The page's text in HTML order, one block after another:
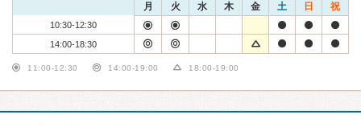
月 火 水 木 金 土 日 祝
10:30-12:30
14:00-18:30
11:00-12:30 14:00-19:00 18:00-19:00